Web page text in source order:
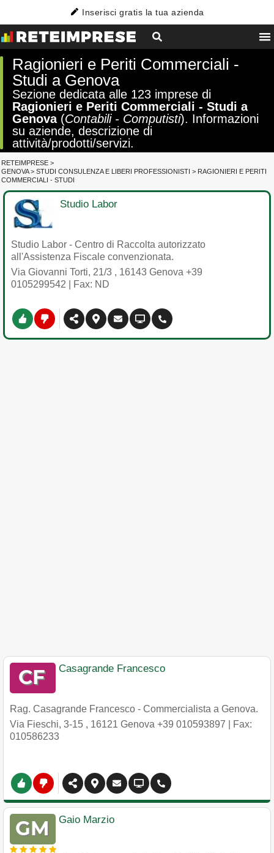
Inserisci gratis la tua azienda
Ragionieri e Periti Commerciali -
Studi a Genova
Sezione dedicata alle 123 imprese di
Ragionieri e Periti Commerciali - Studi a
Genova(Contabili - Computisti). Informazioni
su aziende, descrizione di
attività/prodotti/servizi.
RETEIMPRESE >
GENOVA> STUDI CONSULENZA E LIBERI PROFESSIONISTI > RAGIONIERI E PERITI
COMMERCIALI - STUDI
Studio Labor
Studio Labor - Centro di Raccolta autorizzato
all'Assistenza Fiscale convenzionata.
Via Giovanni Torti, 21/3 , 16143 Genova +39
0105299542 | Fax: ND
Casagrande Francesco
Rag. Casagrande Francesco - Commercialista a Genova.
Via Fieschi, 3-15 , 16121 Genova +39 010593897 | Fax:
010586233
Gaio Marzio